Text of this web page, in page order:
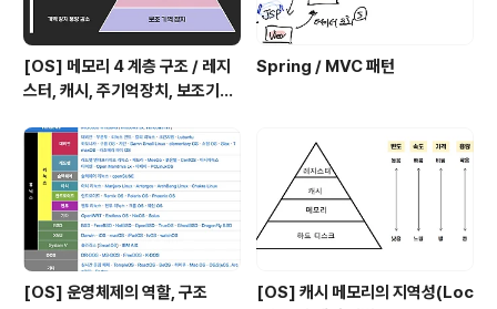
[OS] 메모리 4 계층 구조 / 레지
스터, 캐시, 주기억장치, 보조기억
Spring / MVC 패턴
[OS] 운영체제의 역할, 구조
[OS] 캐시 메모리의 지역성(Loc